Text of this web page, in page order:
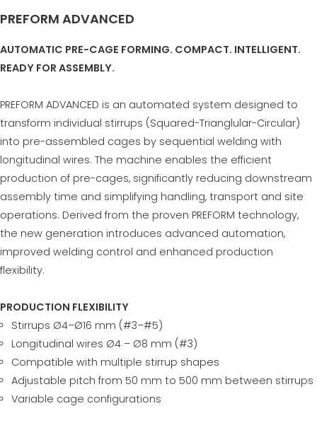
PREFORM ADVANCED
AUTOMATIC PRE-CAGE FORMING. COMPACT. INTELLIGENT.
READY FOR ASSEMBLY.
PREFORM ADVANCED is an automated system designed to
transform individual stirrups (Squared-Trianglular-Circular)
into pre-assembled cages by sequential welding with
longitudinal wires. The machine enables the efficient
production of pre-cages, significantly reducing downstream
assembly time and simplifying handling, transport and site
operations. Derived from the proven PREFORM technology,
the new generation introduces advanced automation,
improved welding control and enhanced production
flexibility.
PRODUCTION FLEXIBILITY
Stirrups Ø4–Ø16 mm (#3–#5)
Longitudinal wires Ø4 – Ø8 mm (#3)
Compatible with multiple stirrup shapes
Adjustable pitch from 50 mm to 500 mm between stirrups
Variable cage configurations